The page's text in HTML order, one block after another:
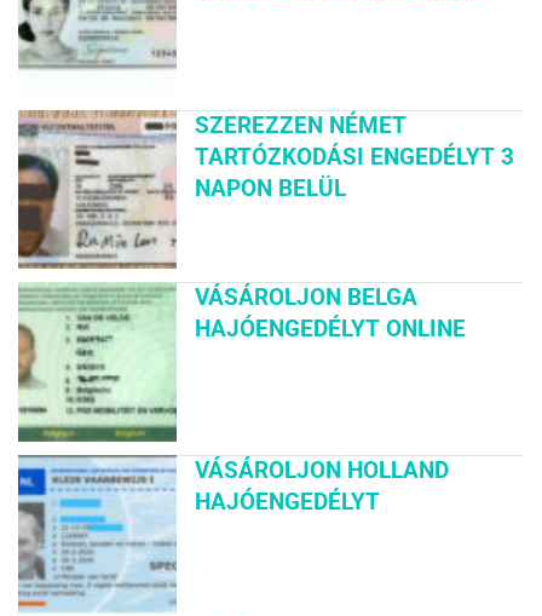
SZEREZZEN NÉMET
TARTÓZKODÁSI ENGEDÉLYT 3
NAPON BELÜL
VÁSÁROLJON BELGA
HAJÓENGEDÉLYT ONLINE
VÁSÁROLJON HOLLAND
HAJÓENGEDÉLYT